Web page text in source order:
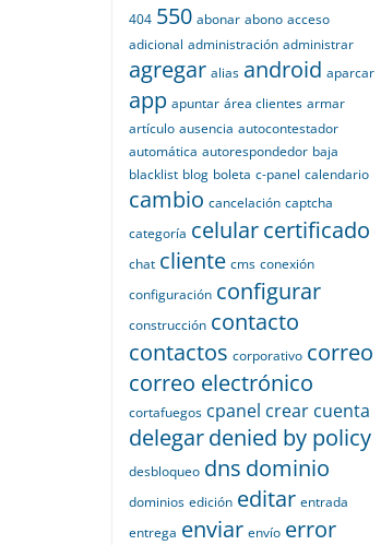
404 550 abonar abono acceso
adicional administración administrar
agregar alias android aparcar
app apuntar área clientes armar
artículo ausencia autocontestador
automática autorespondedor baja
blacklist blog boleta c-panel calendario
cambio cancelación captcha
categoría celularcertificado
chat cliente cms conexión
configuración configurar
construcción contacto
contactos corporativo correo
correo electrónico
cortafuegos cpanel crear cuenta
delegardenied by policy
desbloqueo dns dominio
dominios edición editar entrada
entrega enviar envío error